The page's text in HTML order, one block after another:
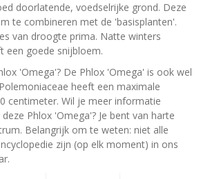
doorlatende, voedselrijke grond. Deze
te combineren met de 'basisplanten'.
van droogte prima. Natte winters
een goede snijbloem.
'Omega'? De Phlox 'Omega' is ook wel
heeft een maximale
centimeter. Wil je meer informatie
Phlox 'Omega'? Je bent van harte
Belangrijk om te weten: niet alle
zijn (op elk moment) in ons